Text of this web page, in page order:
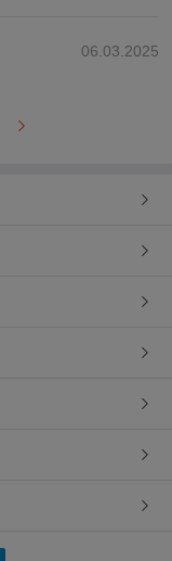
06.03.2025